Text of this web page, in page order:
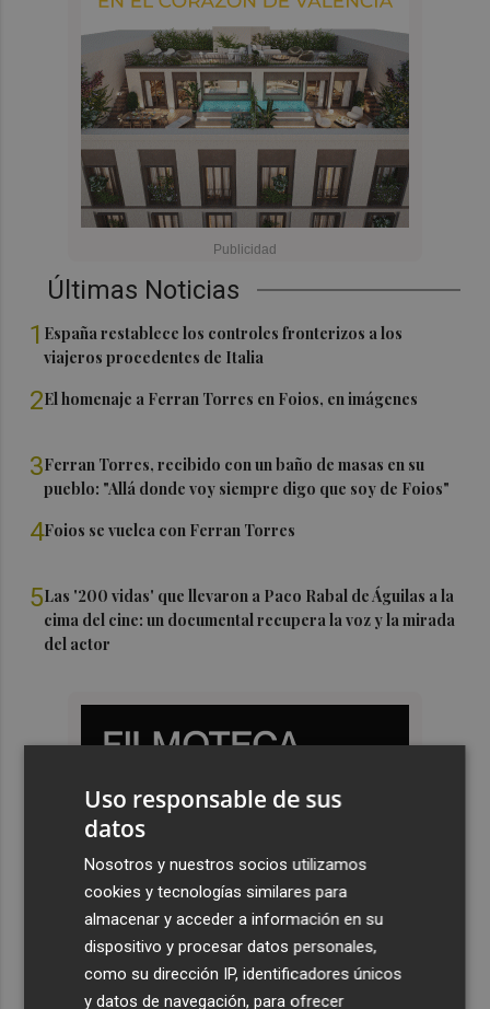
Últimas Noticias
1 España restablece los controles fronterizos a los
viajeros procedentes de Italia
2El homenaje a Ferran Torres en Foios, en imágenes
3Ferran Torres, recibido con un baño de masas en su
pueblo: "Allá donde voy siempre digo que soy de Foios"
4Foios se vuelca con Ferran Torres
5Las '200 vidas' que llevaron a Paco Rabal de Águilas a la
cima del cine: un documental recupera la voz y la mirada
del actor
Uso responsable de sus
datos
Nosotros y nuestros socios utilizamos
cookies y tecnologías similares para
almacenar y acceder a información en su
dispositivo y procesar datos personales,
como su dirección IP, identificadores únicos
y datos de navegación, para ofrecer